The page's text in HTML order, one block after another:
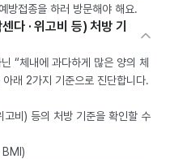
방접종을 하러 방문해야 해요.
다 · 위고비 등) 처방 기
“체내에 과다하게 많은 양의 체
래 2가지 기준으로 진단합니다.
비) 등의 처방 기준을 확인할 수